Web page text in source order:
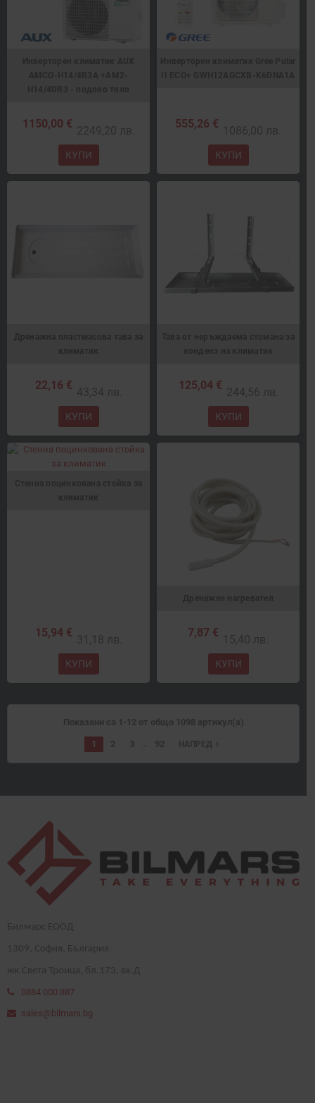
1150,00 € 2249,20 лв.
КУПИ
555,26 € 1086,00 лв.
КУПИ
22,16 € 43,34 лв.
КУПИ
125,04 € 244,56 лв.
КУПИ
15,94 € 31,18 лв.
КУПИ
7,87 € 15,40 лв.
КУПИ
Показани са 1-12 от общо 1098 артикул(а)
1 2 3 92 НАПРЕД
Билмарс ЕООД
1 309 , София, България
жк.Света Троица, бл.173, вх.Д
0884 000 887
sales@bilmars.bg